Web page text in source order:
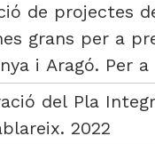
de projectes
grans per a
i Aragó. Per
del Pla
2022